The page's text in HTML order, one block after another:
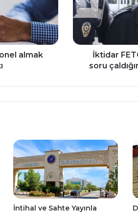
almak
soru
çaldığını
aynı
tespit
İktidar
soru
İntihal ve Sahte Yayınla